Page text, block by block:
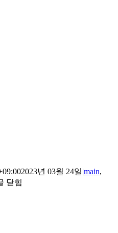
2023년 03월 24일|main,
닫힘